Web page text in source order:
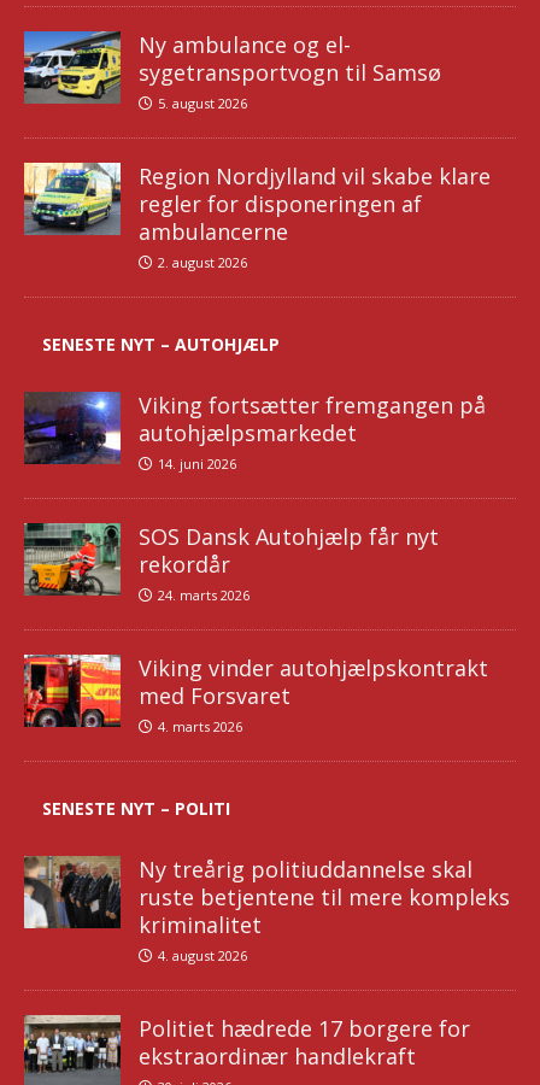
Ny ambulance og el-
sygetransportvogn til Samsø
5. august 2026
Region Nordjylland vil skabe klare
regler for disponeringen af
ambulancerne
2. august 2026
SENESTE NYT – AUTOHJÆLP
Viking fortsætter fremgangen på
autohjælpsmarkedet
14. juni 2026
SOS Dansk Autohjælp får nyt
rekordår
24. marts 2026
Viking vinder autohjælpskontrakt
med Forsvaret
4. marts 2026
SENESTE NYT – POLITI
Ny treårig politiuddannelse skal
ruste betjentene til mere kompleks
kriminalitet
4. august 2026
Politiet hædrede 17 borgere for
ekstraordinær handlekraft